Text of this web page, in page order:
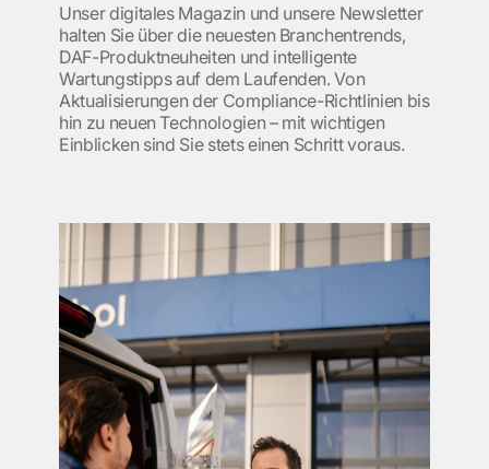
Unser digitales Magazin und unsere Newsletter
halten Sie über die neuesten Branchentrends,
DAF-Produktneuheiten und intelligente
Wartungstipps auf dem Laufenden. Von
Aktualisierungen der Compliance-Richtlinien bis
hin zu neuen Technologien – mit wichtigen
Einblicken sind Sie stets einen Schritt voraus.